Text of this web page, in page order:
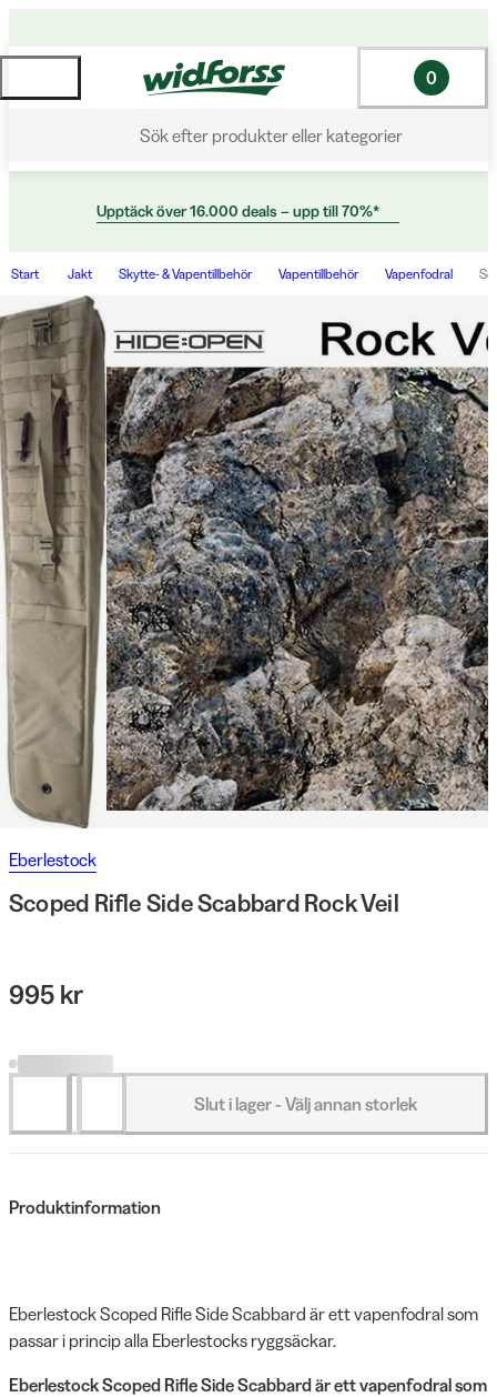
Sök efter produkter eller kategorier
0
Upptäck över 16.000 deals – upp till 70%*
Start Jakt Skytte- & Vapentillbehör Vapentillbehör Vapenfodral
Eberlestock
Scoped Rifle Side Scabbard Rock Veil
995 kr
Slut i lager - Välj annan storlek
Produktinformation
Eberlestock Scoped Rifle Side Scabbard är ett vapenfodral som
passar i princip alla Eberlestocks ryggsäckar.
Eberlestock Scoped Rifle Side Scabbard är ett vapenfodral som